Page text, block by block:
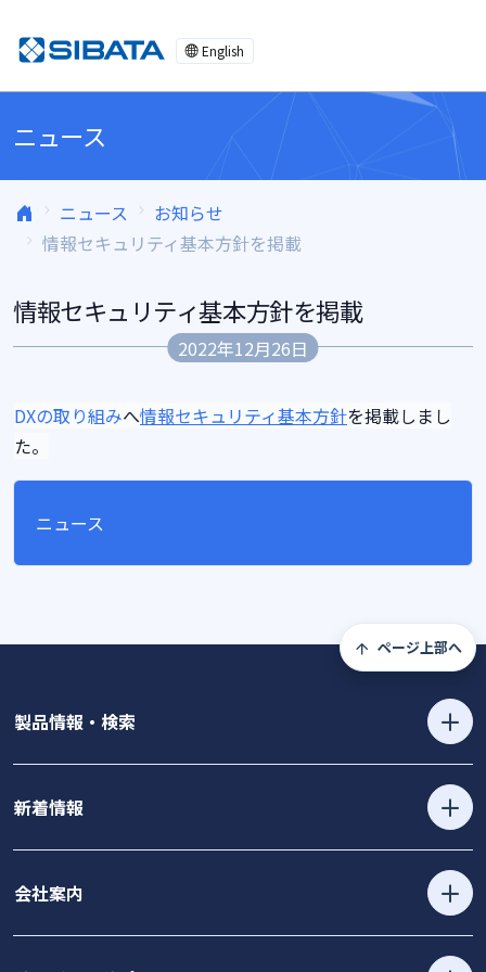
English
ニュース
ニュース
お知らせ
情報セキュリティ基本方針を掲載
情報セキュリティ基本方針を掲載
2022年12月26日
DXの取り組みへ情報セキュリティ基本方針を掲載しまし
た。
ニュース
ページ上部へ
製品情報・検索
新着情報
会社案内